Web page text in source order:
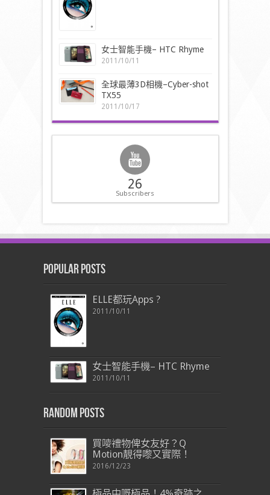
女士智能手機– HTC Rhyme
2011/10/11
全球最薄3D相機–Cyber-shot
TX55
2011/10/17
26
Subscribers
Popular Posts
ELLE都玩Apps ?
2011/10/11
女士智能手機– HTC Rhyme
2011/10/11
Random Posts
買嘜禮物俾女友好？Q
Motion靚得嚟又實際！
2016/12/23